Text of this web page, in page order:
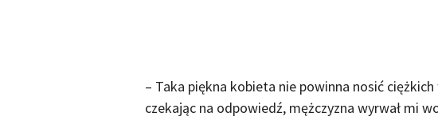
– Taka piękna kobieta nie powinna nosić
czekając na odpowiedź, mężczyzna wyrwał mi